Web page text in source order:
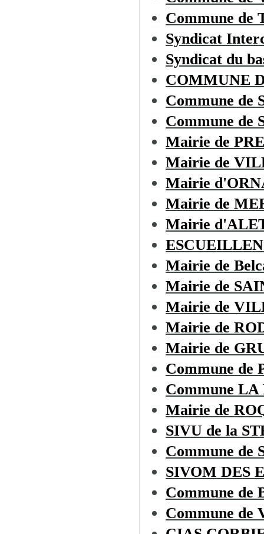
Commune de
Syndicat
Syndicat du
COMMUNE
Commune de
Commune de
Mairie de
Mairie de
Mairie
Mairie de
Mairie
Mairie de
Mairie de
Mairie de
Mairie de
Mairie de
Commune de
Commune
Mairie de
SIVU de la
Commune de
SIVOM DES
Commune de
Commune de